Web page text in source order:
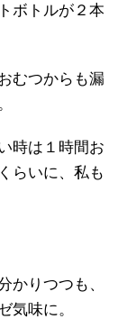
ボトルが２本
むつからも漏
時は１時間お
らいに、私も
かりつつも、
気味に。